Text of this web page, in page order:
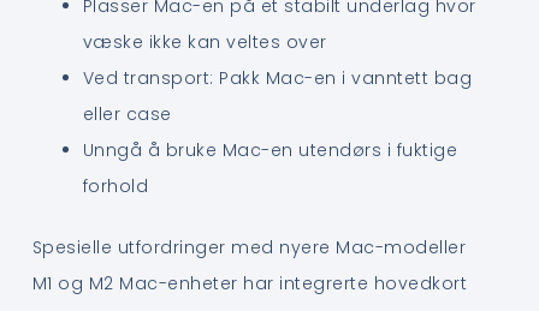
Plasser Mac-en på et stabilt underlag hvor
væske ikke kan veltes over
Ved transport: Pakk Mac-en i vanntett bag
eller case
Unngå å bruke Mac-en utendørs i fuktige
forhold
Spesielle utfordringer med nyere Mac-modeller
M1 og M2 Mac-enheter har integrerte hovedkort